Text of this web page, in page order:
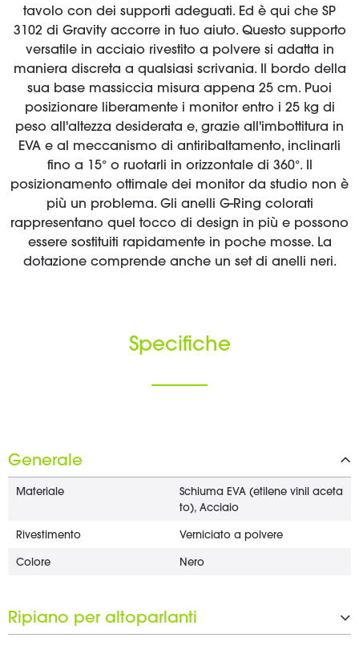
tavolo con dei supporti adeguati. Ed è qui che SP
3102 di Gravity accorre in tuo aiuto. Questo supporto
versatile in acciaio rivestito a polvere si adatta in
maniera discreta a qualsiasi scrivania. Il bordo della
sua base massiccia misura appena 25 cm. Puoi
posizionare liberamente i monitor entro i 25 kg di
peso all'altezza desiderata e, grazie all'imbottitura in
EVA e al meccanismo di antiribaltamento, inclinarli
fino a 15° o ruotarli in orizzontale di 360°. Il
posizionamento ottimale dei monitor da studio non è
più un problema. Gli anelli G-Ring colorati
rappresentano quel tocco di design in più e possono
essere sostituiti rapidamente in poche mosse. La
dotazione comprende anche un set di anelli neri.
Specifiche
Generale
Materiale
Schiuma EVA (etilene vinil aceta
to), Acciaio
Rivestimento Verniciato a polvere
Colore Nero
Ripiano per altoparlanti